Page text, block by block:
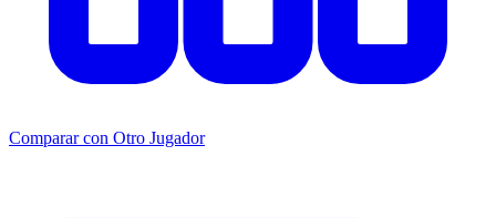
Comparar con Otro Jugador